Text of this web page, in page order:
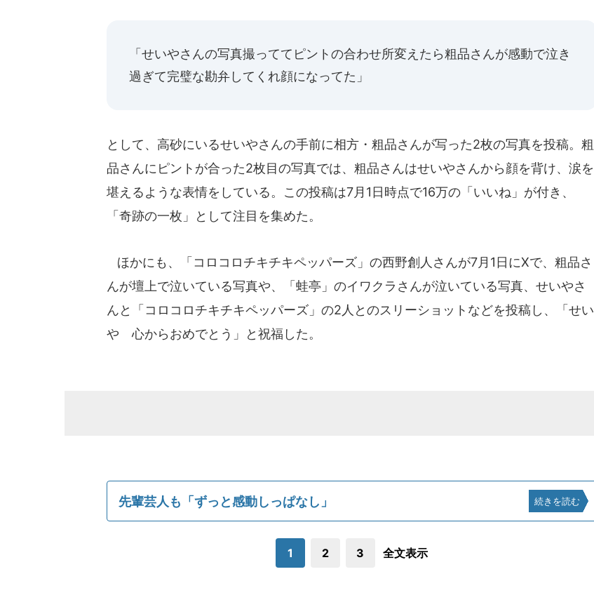
「せいやさんの写真撮っててピントの合わせ所変えたら粗品さんが感動で泣き
過ぎて完璧な勘弁してくれ顔になってた」
として、高砂にいるせいやさんの手前に相方・粗品さんが写った2枚の写真を投稿。粗
品さんにピントが合った2枚目の写真では、粗品さんはせいやさんから顔を背け、涙を
堪えるような表情をしている。この投稿は7月1日時点で16万の「いいね」が付き、
「奇跡の一枚」として注目を集めた。
ほかにも、「コロコロチキチキペッパーズ」の西野創人さんが7月1日にXで、粗品さ
んが壇上で泣いている写真や、「蛙亭」のイワクラさんが泣いている写真、せいやさ
んと「コロコロチキチキペッパーズ」の2人とのスリーショットなどを投稿し、「せい
や 心からおめでとう」と祝福した。
先輩芸人も「ずっと感動しっぱなし」 続きを読む
1 2 3 全文表示